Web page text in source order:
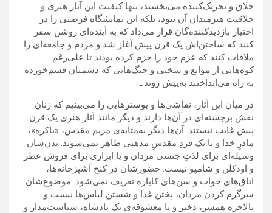
خلاق و تحریک‌کننده می‌بخشید، تنها کیفیت این آثار هنری و
خلاقیت هنرمندان آن نبود، بلکه این نمایشگاه فرصتی را در
اختیار بازدیدکننده‌گان قرار می‌داد که به آینده‌ای روشن سفر
کنند که ساختن‌اش یک قرن پیش آغاز شد و مردم و جامعه‌ای را
ملاقات کنند که عزم خود را جزم کرده بودند تا علی‌رغم
کوه‌هایی از موانع و سختی‌ و جنگ‌هایی که دشمنان قسم‌خورده
به راه می‌انداختند به‌پیش روند.ـ
در میان این آثار، نقاشی‌ها و پوسترهایی را می‌بینیم که زنان
نقش برجسته‌ای در آن‌ها دارند و دیگر مانند آثار هنری یک قرن
پیش غایب نیستند. آن‌ها دیگر به‌مثابه‌ی مریم مقدس، «باکره»،
مادرِ خدا و یا یک فردِ مقدسِ مذهبی ظاهر نمی‌شوند. بدن‌شان
وسیله‌ای برای لذتِ جنسی مردان و یا ابزاری برای فروش عطر
و اودکلن و شامپو نیست. حضورشان در کنج آشپزخانه‌ها،
اتاق‌های خواب و سن‌های کاباره تعریف نمی‌شود. موضوع‌شان
سرگرم کردن مردان، پختن غذا و شستن لباس‌ها نیست و
بالاخره همسر، دختر و یا معشوقه‌ی یک پادشاه، سیاست‌مدار و